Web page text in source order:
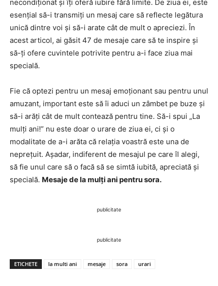
necondiționat și îți oferă iubire fără limite. De ziua ei, este
esențial să-i transmiți un mesaj care să reflecte legătura
unică dintre voi și să-i arate cât de mult o apreciezi. În
acest articol, ai găsit 47 de mesaje care să te inspire și
să-ți ofere cuvintele potrivite pentru a-i face ziua mai
specială.
Fie că optezi pentru un mesaj emoționant sau pentru unul
amuzant, important este să îi aduci un zâmbet pe buze și
să-i arăți cât de mult contează pentru tine. Să-i spui „La
mulți ani!” nu este doar o urare de ziua ei, ci și o
modalitate de a-i arăta că relația voastră este una de
neprețuit. Așadar, indiferent de mesajul pe care îl alegi,
să fie unul care să o facă să se simtă iubită, apreciată și
specială. Mesaje de la mulți ani pentru sora.
publicitate
publicitate
ETICHETE la multi ani mesaje sora urari